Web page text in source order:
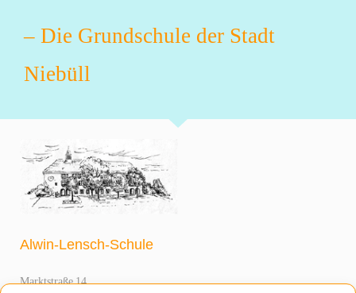
– Die Grundschule der Stadt
Niebüll
Alwin-Lensch-Schule
Marktstraße 14